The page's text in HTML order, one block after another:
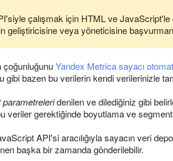
çalışmak için HTML ve
geliştiricisine veya yöneticisine
çoğunluğunuYandex Metrica sayacı
gibi bazen bu verilerin kendi verilerinizle
parametreleridenilen ve dilediğiniz gibi
veriler gerektiğinde boyutlama ve
API'si aracılığıyla sayacın veri
başka bir zamanda gönderilebilir.